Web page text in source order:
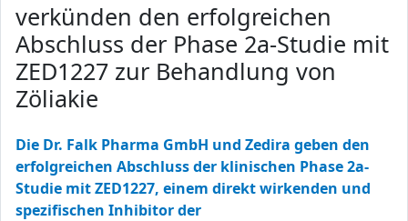
verkünden den erfolgreichen
Abschluss der Phase 2a-Studie mit
ZED1227 zur Behandlung von
Zöliakie
Die Dr. Falk Pharma GmbH und Zedira geben den
erfolgreichen Abschluss der klinischen Phase 2a-
Studie mit ZED1227, einem direkt wirkenden und
spezifischen Inhibitor der